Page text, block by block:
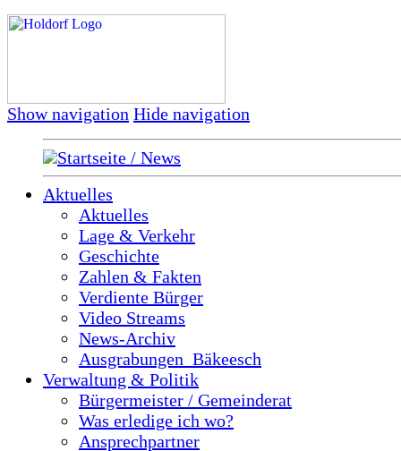
Show navigation Hide navigation
Startseite / News
Aktuelles
Aktuelles
Lage & Verkehr
Geschichte
Zahlen & Fakten
Verdiente Bürger
Video Streams
News-Archiv
Ausgrabungen_Bäkeesch
Verwaltung & Politik
Bürgermeister / Gemeinderat
Was erledige ich wo?
Ansprechpartner